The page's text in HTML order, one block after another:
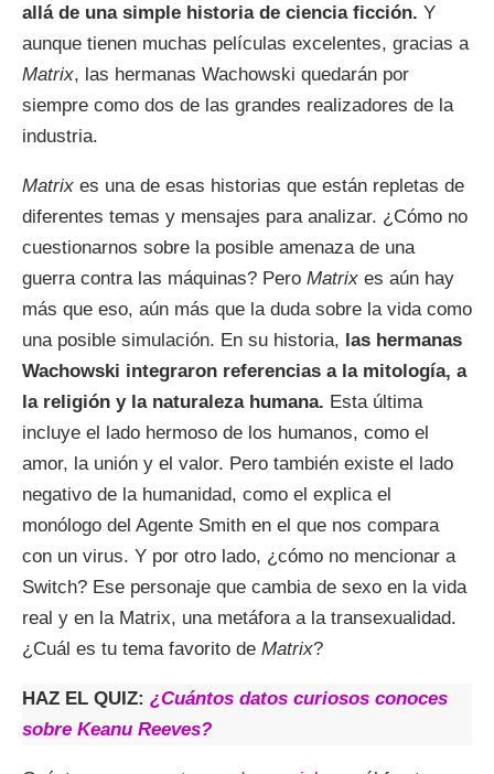
allá de una simple historia de ciencia ficción. Y
aunque tienen muchas películas excelentes, gracias a
Matrix, las hermanas Wachowski quedarán por
siempre como dos de las grandes realizadores de la
industria.
Matrix es una de esas historias que están repletas de
diferentes temas y mensajes para analizar. ¿Cómo no
cuestionarnos sobre la posible amenaza de una
guerra contra las máquinas? Pero Matrix es aún hay
más que eso, aún más que la duda sobre la vida como
una posible simulación. En su historia, las hermanas
Wachowski integraron referencias a la mitología, a
la religión y la naturaleza humana. Esta última
incluye el lado hermoso de los humanos, como el
amor, la unión y el valor. Pero también existe el lado
negativo de la humanidad, como el explica el
monólogo del Agente Smith en el que nos compara
con un virus. Y por otro lado, ¿cómo no mencionar a
Switch? Ese personaje que cambia de sexo en la vida
real y en la Matrix, una metáfora a la transexualidad.
¿Cuál es tu tema favorito de Matrix?
HAZ EL QUIZ: ¿Cuántos datos curiosos conoces
sobre Keanu Reeves?